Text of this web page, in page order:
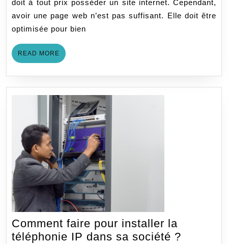
pour
un
doit à tout prix posséder un site internet. Cependant,
avoir une page web n’est pas suffisant. Elle doit être
optimisée pour bien
READ MORE READ
MORE
Comment faire pour installer la
téléphonie IP dans sa société ?